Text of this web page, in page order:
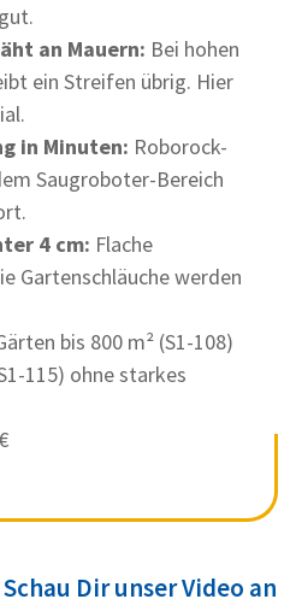
an Mauern: Bei hohen
ein Streifen übrig. Hier
in Minuten: Roborock-
Saugroboter-Bereich
4 cm: Flache
Gartenschläuche werden
bis 800 m² (S1-108)
115) ohne starkes
Dir unser Video an